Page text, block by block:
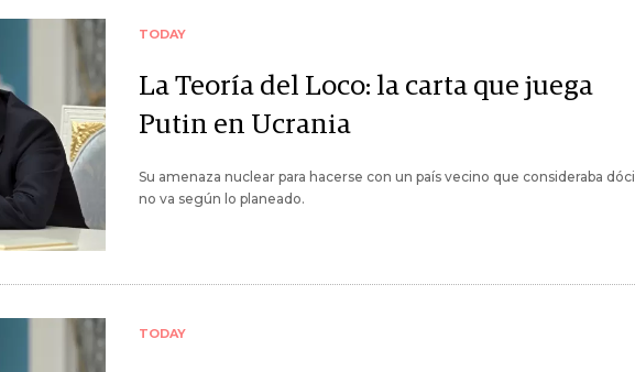
TODAY
La Teoría del Loco: la carta que juega
Putin en Ucrania
Su amenaza nuclear para hacerse con un país vecino que consideraba dócil
no va según lo planeado.
TODAY